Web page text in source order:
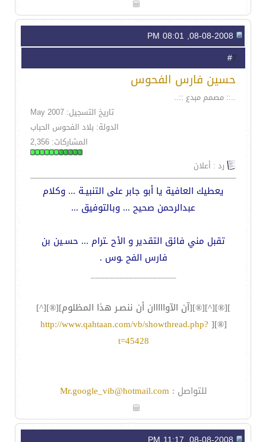
7
حسين فارس الفحوس
..:: مصمم مبدع ::..
تاريخ التسجيل: May 2007
الدولة: بلاد الفحوس الحباب
المشاركات: 2,356
رد : أعلان
يعطيك العافية يا أبو جابر على التنبيـة ... وكلام
عبدالرحمن صحيح ... وبالتوفيق ...
تقبل مني فائق التقدير و الأح ـترام ... حسـين بن
فارس الفح ـوس .
__________________
][®][^][®][آن الآوااااان أن ننصـر هذا المظلوم][®][^]
[®][
http://www.qahtaan.com/vb/showthread.php?
t=45428
للتواصل :Mr.google_vib@hotmail.com